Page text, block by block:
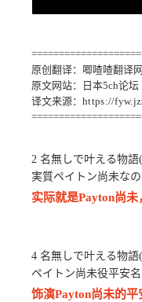
原创翻译：唧喳喳翻译网
原文网站：日本5ch论坛
译文来源： https://
2 名無しで叶える物語
実質ペイトン尚未な
实际就是Payton尚未
4 名無しで叶える物語
ペイトン尚未役平安
饰演Payton尚未的平